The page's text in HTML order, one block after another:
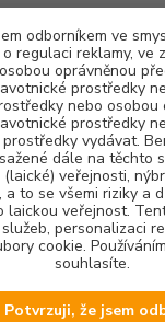
odborníkem ve
regulaci reklamy, ve
oprávněnou
prostředky
nebo osobou
prostředky
vydávat.
dále na těchto
veřejnosti,
a to se všemi riziky a
laickou veřejnost.
personalizaci
cookie.
souhlasíte.
Potvrzuji, že jsem
CZK
VYBAVENÍ
WG-99 LT
FUSION